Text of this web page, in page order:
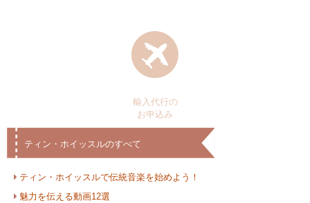
輸入代行の
お申込み
ティン・ホイッスルのすべて
ティン・ホイッスルで伝統音楽を始めよう！
魅力を伝える動画12選